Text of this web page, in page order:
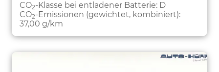
CO2-Klasse bei entladener Batterie: D
CO2-Emissionen (gewichtet, kombiniert):
37,00 g/km